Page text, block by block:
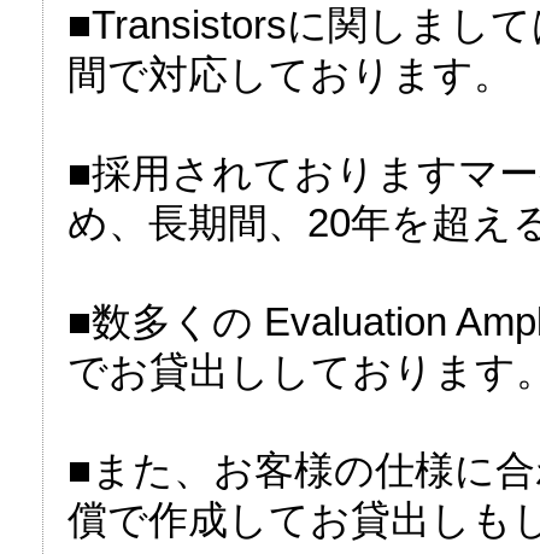
■Transistorsに関しまし
間で対応しております。
■採用されておりますマ
め、長期間、20年を超え
■数多くの Evaluation
でお貸出ししております
■また、お客様の仕様に
償で作成してお貸出しも